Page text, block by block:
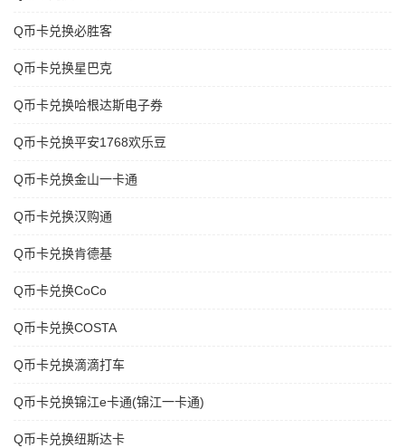
Q币卡兑换必胜客
Q币卡兑换星巴克
Q币卡兑换哈根达斯电子券
Q币卡兑换平安1768欢乐豆
Q币卡兑换金山一卡通
Q币卡兑换汉购通
Q币卡兑换肯德基
Q币卡兑换CoCo
Q币卡兑换COSTA
Q币卡兑换滴滴打车
Q币卡兑换锦江e卡通(锦江一卡通)
Q币卡兑换纽斯达卡